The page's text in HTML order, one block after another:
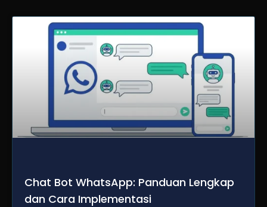
Chat Bot WhatsApp: Panduan Lengkap
dan Cara Implementasi